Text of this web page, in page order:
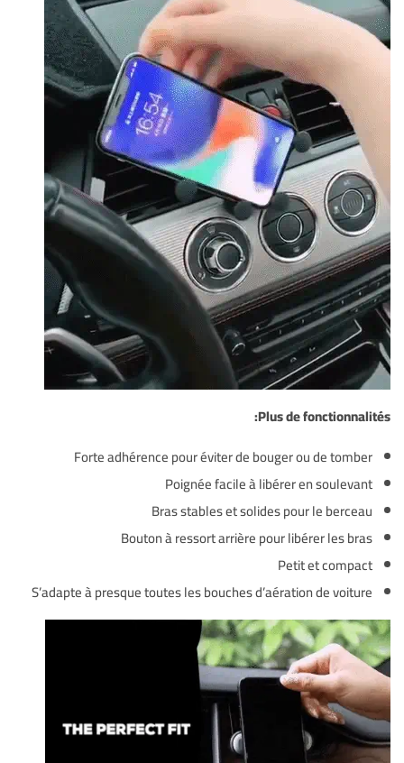
Plus de fonctionnalités:
Forte adhérence pour éviter de bouger ou de tomber
Poignée facile à libérer en soulevant
Bras stables et solides pour le berceau
Bouton à ressort arrière pour libérer les bras
Petit et compact
S’adapte à presque toutes les bouches d’aération de voiture